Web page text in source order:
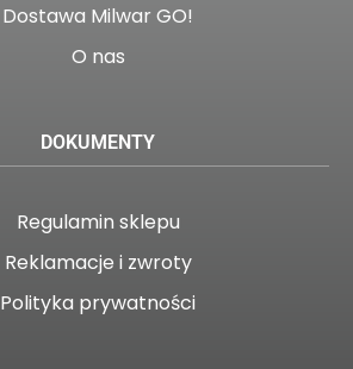
Dostawa Milwar GO!
O nas
DOKUMENTY
Regulamin sklepu
Reklamacje i zwroty
Polityka prywatności